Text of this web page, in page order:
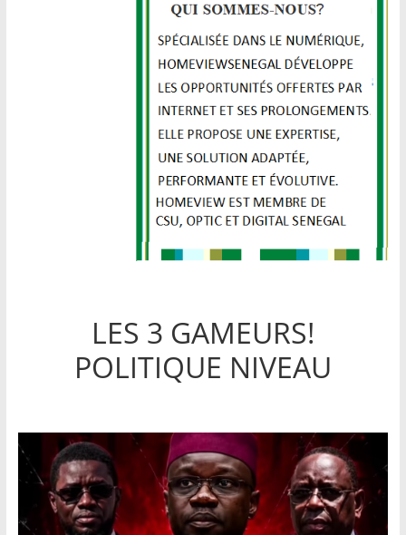
LES 3 GAMEURS!
POLITIQUE NIVEAU